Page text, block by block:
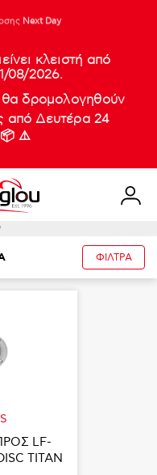
210 88 21
Next Day
κλειστή από
08/2026.
δρομολογηθούν
από Δευτέρα 24
📦 ⚠️
ΦΙΛΤΡΑ
LF-
TITAN